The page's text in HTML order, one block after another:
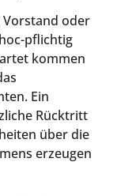
oder
pflichtig
kommen
Ein
Rücktritt
über die
erzeugen